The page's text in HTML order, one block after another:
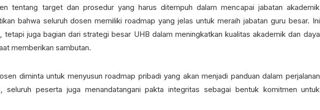
tentang target dan prosedur yang harus ditempuh dalam mencapai jabatan akademik
bahwa seluruh dosen memiliki roadmap yang jelas untuk meraih jabatan guru besar. Ini
tetapi juga bagian dari strategi besar UHB dalam meningkatkan kualitas akademik dan daya
memberikan sambutan.
diminta untuk menyusun roadmap pribadi yang akan menjadi panduan dalam perjalanan
seluruh peserta juga menandatangani pakta integritas sebagai bentuk komitmen untuk